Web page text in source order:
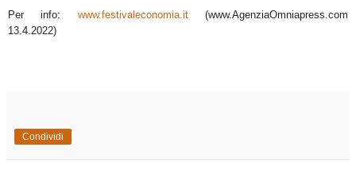
Per info: www.festivaleconomia.it(www.AgenziaOmniapress.com
13.4.2022)
Condividi